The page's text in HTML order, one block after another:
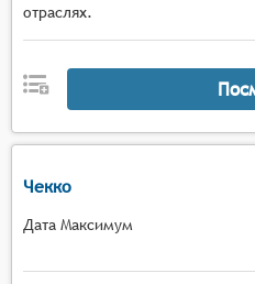
отраслях.
Чекко
Дата Максимум